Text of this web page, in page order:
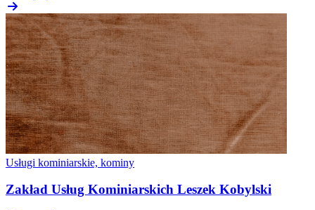
Usługi kominiarskie, kominy
Zakład Usług Kominiarskich Leszek Kobylski